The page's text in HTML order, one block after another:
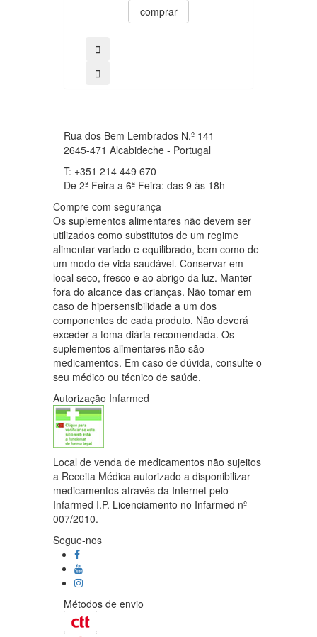
comprar
Rua dos Bem Lembrados N.º 141
2645-471 Alcabideche - Portugal
T: +351 214 449 670
De 2ª Feira a 6ª Feira: das 9 às 18h
Compre com segurança
Os suplementos alimentares não devem ser
utilizados como substitutos de um regime
alimentar variado e equilibrado, bem como de
um modo de vida saudável. Conservar em
local seco, fresco e ao abrigo da luz. Manter
fora do alcance das crianças. Não tomar em
caso de hipersensibilidade a um dos
componentes de cada produto. Não deverá
exceder a toma diária recomendada. Os
suplementos alimentares não são
medicamentos. Em caso de dúvida, consulte o
seu médico ou técnico de saúde.
Autorização Infarmed
Local de venda de medicamentos não sujeitos
a Receita Médica autorizado a disponibilizar
medicamentos através da Internet pelo
Infarmed I.P. Licenciamento no Infarmed nº
007/2010.
Segue-nos
Métodos de envio